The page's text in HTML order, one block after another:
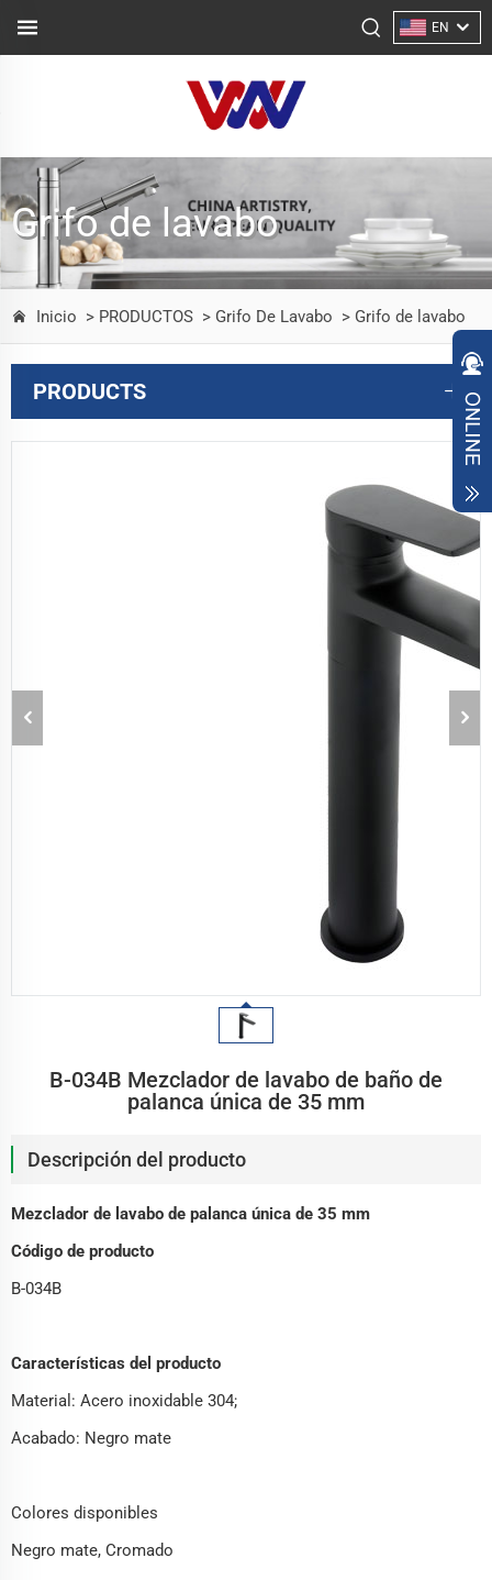
EN
Grifo de lavabo
Inicio > PRODUCTOS > Grifo De Lavabo > Grifo de lavabo
PRODUCTS
B-034B Mezclador de lavabo de baño de
palanca única de 35 mm
Descripción del producto
Mezclador de lavabo de palanca única de 35 mm
Código de producto
B-034B
Características del producto
Material: Acero inoxidable 304;
Acabado: Negro mate
Colores disponibles
Negro mate, Cromado